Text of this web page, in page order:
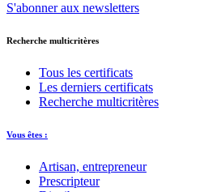
S'abonner aux newsletters
Recherche multicritères
Tous les certificats
Les derniers certificats
Recherche multicritères
Vous êtes :
Artisan, entrepreneur
Prescripteur